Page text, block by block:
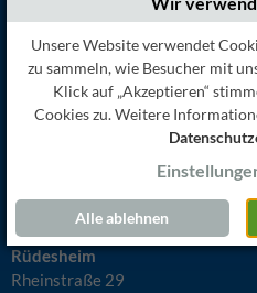
UST-ID: DE 148 270 133
VERWALTUNG
Tel.: (06721) 308080
8.00 Uhr bis 16.00 Uhr
Rüdesheim
Rheinstraße 29
Unsere Website verwendet
zu sammeln, wie Besucher mit
Klick auf „Akzeptieren“
Cookies zu. Weitere
Alle ablehnen